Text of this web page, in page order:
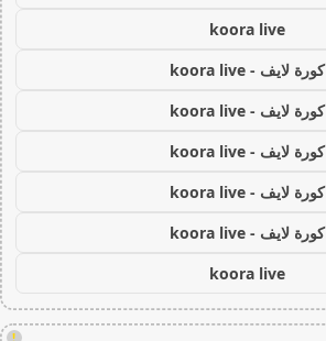
koora live
كورة لايف - koora live
كورة لايف - koora live
كورة لايف - koora live
كورة لايف - koora live
كورة لايف - koora live
koora live
!